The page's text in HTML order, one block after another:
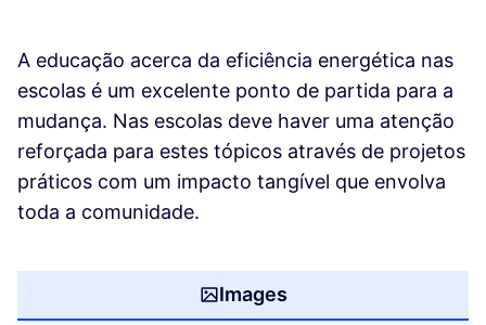
A educação acerca da eficiência energética nas
escolas é um excelente ponto de partida para a
mudança. Nas escolas deve haver uma atenção
reforçada para estes tópicos através de projetos
práticos com um impacto tangível que envolva
toda a comunidade.
Images